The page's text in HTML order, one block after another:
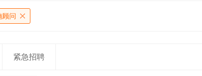
顾问
紧急招聘